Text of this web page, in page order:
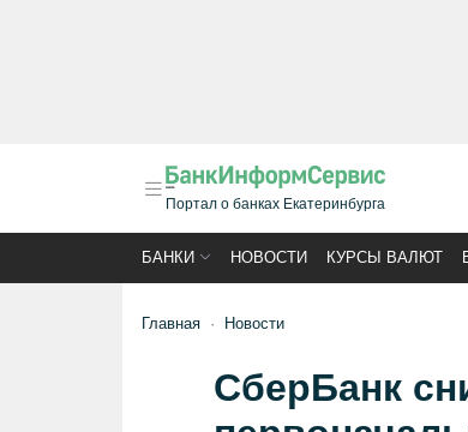
Портал о банках Екатеринбурга
БАНКИ НОВОСТИ КУРСЫ ВАЛЮТ
Главная Новости
СберБанк